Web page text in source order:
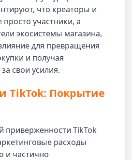
что креаторы и
участники, а
экосистемы магазина,
для превращения
и получая
свои усилия.
TikTok: Покрытие
приверженности TikTok
расходы
и частично